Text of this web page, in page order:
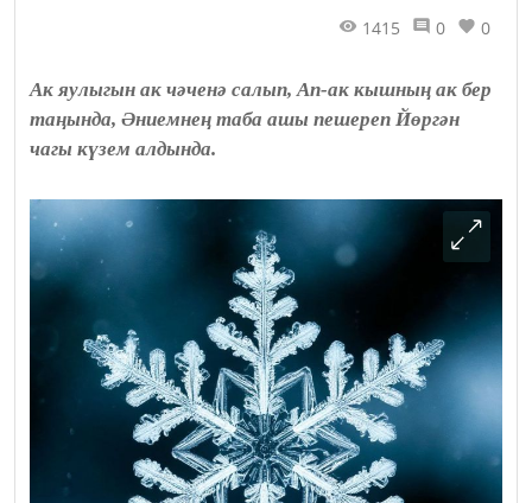
1415 0 0
Ак яулыгын ак чәченә салып, Ап-ак кышның ак бер
таңында, Әниемнең таба ашы пешереп Йөргән
чагы күзем алдында.